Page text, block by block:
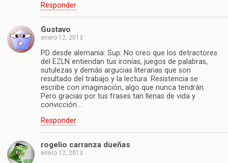
Responder
Gustavo
enero 12, 2013
PD desde alemania: Sup: No creo que los detractores
del EZLN entiendan tus ironías, juegos de palabras,
sutulezas y demás argucias literarias que son
resultado del trabajo y la lectura. Resistencia se
escribe con imaginación, algo que nunca tendrán.
Pero gracias por tus frases tan llenas de vida y
convicción…
Responder
rogelio carranza dueñas
enero 12, 2013